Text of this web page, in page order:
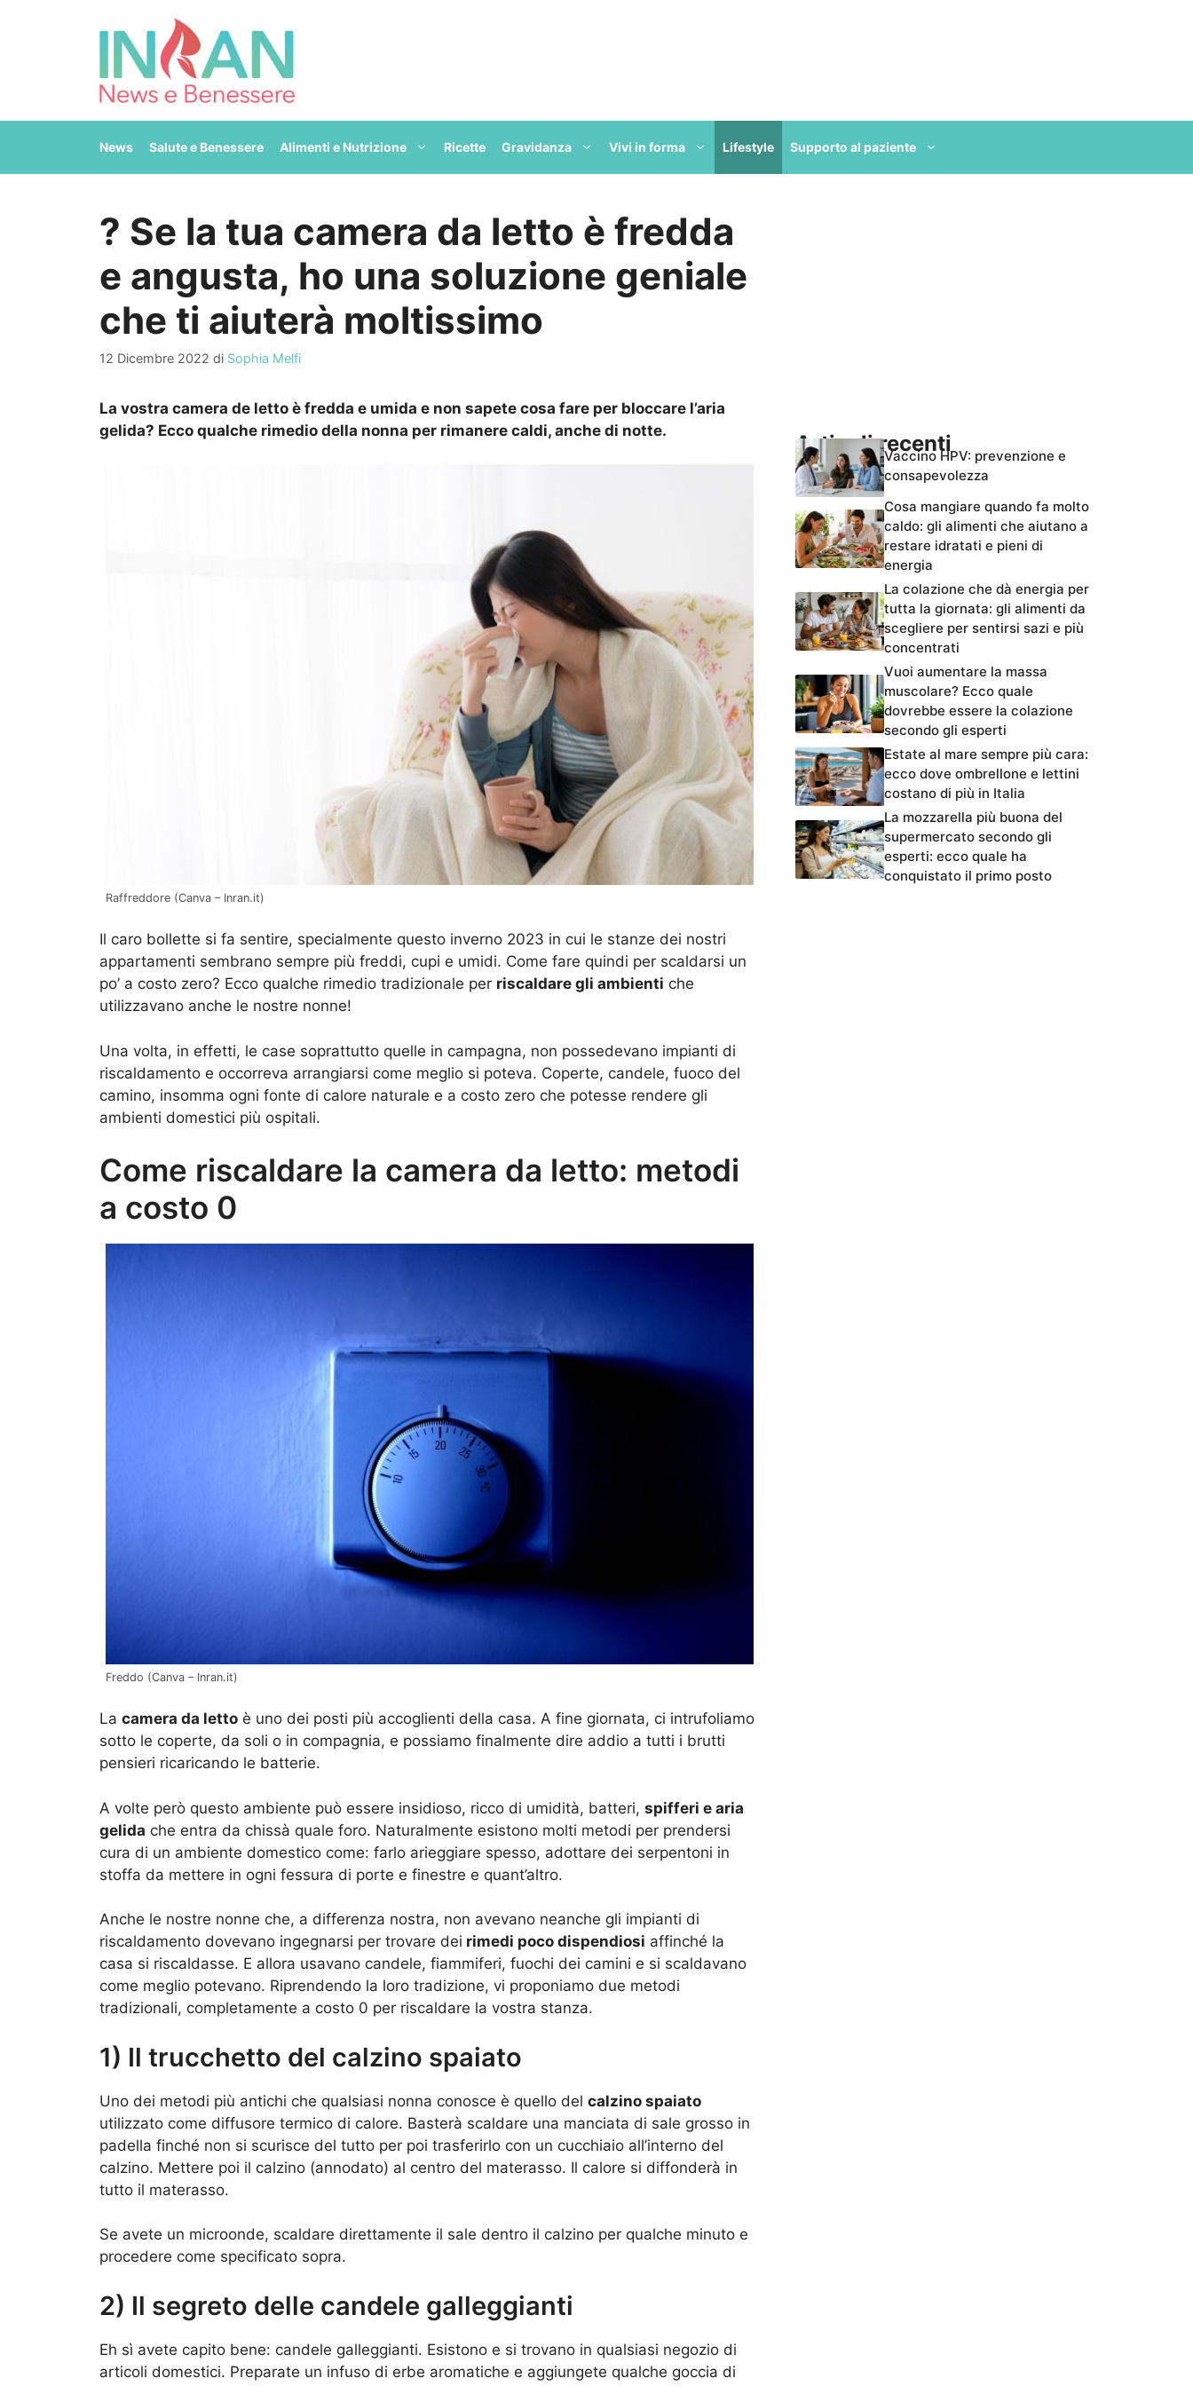
News Salute e Benessere Alimenti e Nutrizione Ricette Gravidanza Vivi in forma Lifestyle Supporto al paziente
? Se la tua camera da letto è fredda
e angusta, ho una soluzione geniale
che ti aiuterà moltissimo
12 Dicembre 2022 di Sophia Melfi
La vostra camera de letto è fredda e umida e non sapete cosa fare per bloccare l’aria
gelida? Ecco qualche rimedio della nonna per rimanere caldi, anche di notte.
Raffreddore (Canva – Inran.it)
Il caro bollette si fa sentire, specialmente questo inverno 2023 in cui le stanze dei nostri
appartamenti sembrano sempre più freddi, cupi e umidi. Come fare quindi per scaldarsi un
po’ a costo zero? Ecco qualche rimedio tradizionale per riscaldare gli ambienti che
utilizzavano anche le nostre nonne!
Una volta, in effetti, le case soprattutto quelle in campagna, non possedevano impianti di
riscaldamento e occorreva arrangiarsi come meglio si poteva. Coperte, candele, fuoco del
camino, insomma ogni fonte di calore naturale e a costo zero che potesse rendere gli
ambienti domestici più ospitali.
Come riscaldare la camera da letto: metodi
a costo 0
Freddo (Canva – Inran.it)
La camera da letto è uno dei posti più accoglienti della casa. A fine giornata, ci intrufoliamo
sotto le coperte, da soli o in compagnia, e possiamo finalmente dire addio a tutti i brutti
pensieri ricaricando le batterie.
A volte però questo ambiente può essere insidioso, ricco di umidità, batteri, spifferi e aria
gelida che entra da chissà quale foro. Naturalmente esistono molti metodi per prendersi
cura di un ambiente domestico come: farlo arieggiare spesso, adottare dei serpentoni in
stoffa da mettere in ogni fessura di porte e finestre e quant’altro.
Anche le nostre nonne che, a differenza nostra, non avevano neanche gli impianti di
riscaldamento dovevano ingegnarsi per trovare dei rimedi poco dispendiosi affinché la
casa si riscaldasse. E allora usavano candele, fiammiferi, fuochi dei camini e si scaldavano
come meglio potevano. Riprendendo la loro tradizione, vi proponiamo due metodi
tradizionali, completamente a costo 0 per riscaldare la vostra stanza.
1) Il trucchetto del calzino spaiato
Uno dei metodi più antichi che qualsiasi nonna conosce è quello del calzino spaiato
utilizzato come diffusore termico di calore. Basterà scaldare una manciata di sale grosso in
padella finché non si scurisce del tutto per poi trasferirlo con un cucchiaio all’interno del
calzino. Mettere poi il calzino (annodato) al centro del materasso. Il calore si diffonderà in
tutto il materasso.
Se avete un microonde, scaldare direttamente il sale dentro il calzino per qualche minuto e
procedere come specificato sopra.
2) Il segreto delle candele galleggianti
Eh sì avete capito bene: candele galleggianti. Esistono e si trovano in qualsiasi negozio di
articoli domestici. Preparate un infuso di erbe aromatiche e aggiungete qualche goccia di
Articoli recentiVaccino HPV: prevenzione e
consapevolezza
Cosa mangiare quando fa molto
caldo: gli alimenti che aiutano a
restare idratati e pieni di
energia
La colazione che dà energia per
tutta la giornata: gli alimenti da
scegliere per sentirsi sazi e più
concentrati
Vuoi aumentare la massa
muscolare? Ecco quale
dovrebbe essere la colazione
secondo gli esperti
Estate al mare sempre più cara:
ecco dove ombrellone e lettini
costano di più in Italia
La mozzarella più buona del
supermercato secondo gli
esperti: ecco quale ha
conquistato il primo posto